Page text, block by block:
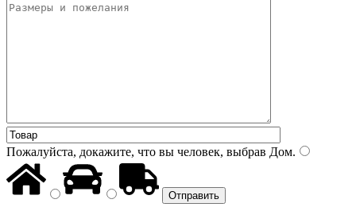
Пожалуйста, докажите, что вы человек, выбрав Дом.